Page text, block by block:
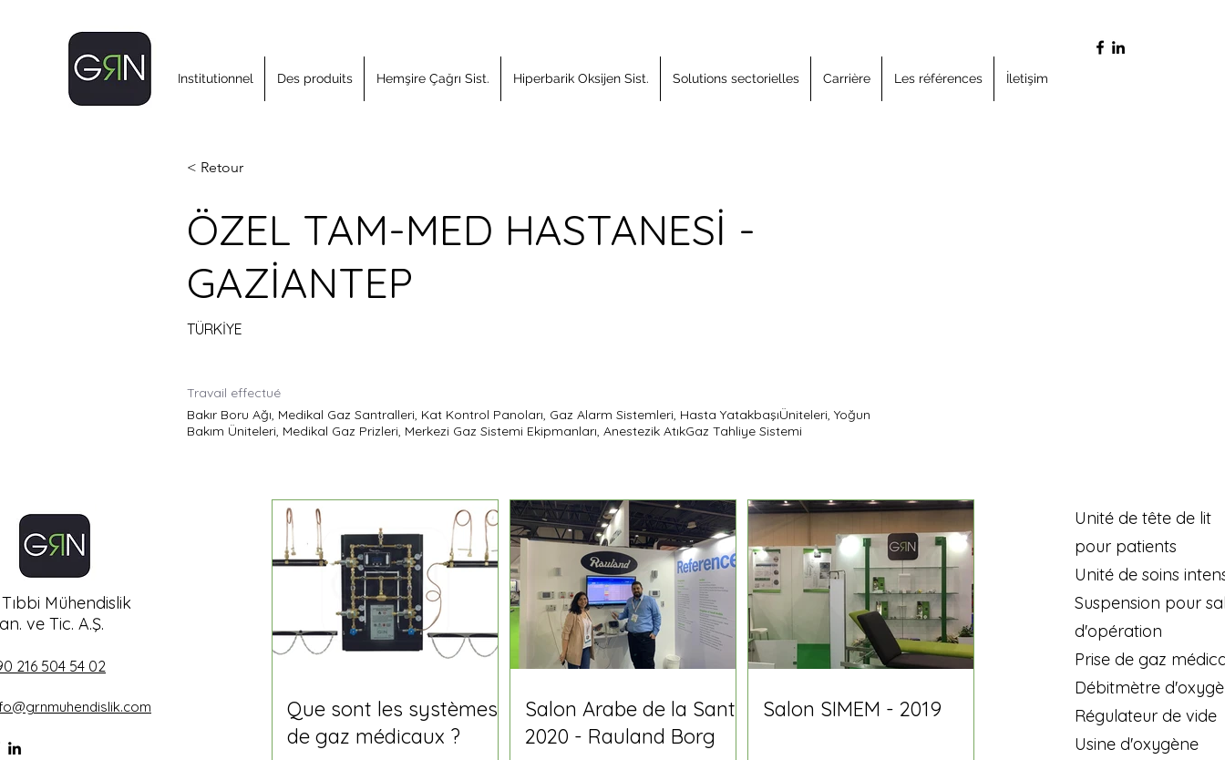
Institutionnel Des produits Hemşire Çağrı Sist. Hiperbarik Oksijen Sist. Solutions sectorielles Carrière Les références İletişim
< Retour
ÖZEL TAM-MED HASTANESİ -
GAZİANTEP
TÜRKİYE
Travail effectué
Bakır Boru Ağı, Medikal Gaz Santralleri, Kat Kontrol Panoları, Gaz Alarm Sistemleri, Hasta YatakbaşıÜniteleri, Yoğun
Bakım Üniteleri, Medikal Gaz Prizleri, Merkezi Gaz Sistemi Ekipmanları, Anestezik AtıkGaz Tahliye Sistemi
Mühendislik
ve Tic. A.Ş.
216 504 54 02
Que sont les systèmes
de gaz médicaux ?
Salon Arabe de la Santé
2020 - Rauland Borg
Salon SIMEM - 2019
Unité de tête de lit
pour patients
Unité de soins
Suspension pour
d'opération
Prise de gaz
Débitmètre
Régulateur de vide
Usine d'oxygène